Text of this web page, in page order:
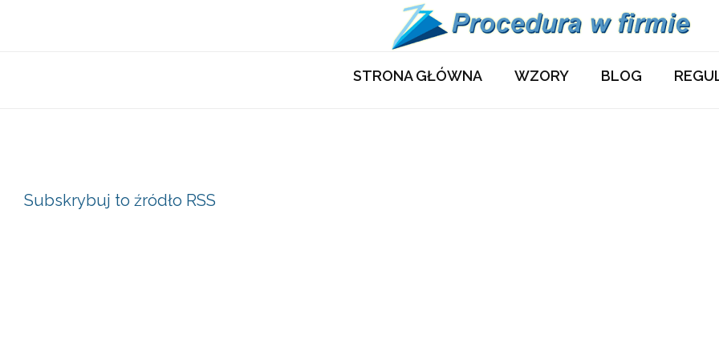
STRONA GŁÓWNA WZORY BLOG
Subskrybuj to źródło RSS